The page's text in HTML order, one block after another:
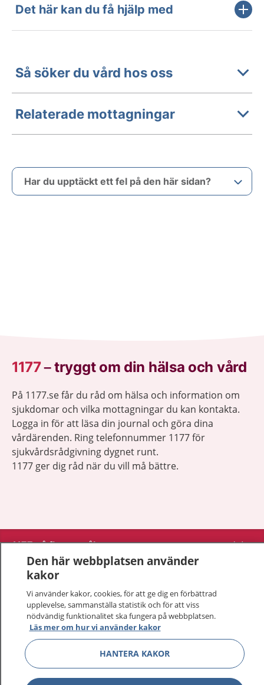
Det här kan du få hjälp med
Så söker du vård hos oss
Relaterade mottagningar
Har du upptäckt ett fel på den här sidan?
1177–tryggt om din hälsa och vård
På 1177.se får du råd om hälsa och information om
sjukdomar och vilka mottagningar du kan kontakta.
Logga in för att läsa din journal och göra dina
vårdärenden. Ring telefonnummer 1177 för
sjukvårdsrådgivning dygnet runt.
1177 ger dig råd när du vill må bättre.
1177 på flera språk Visa
Om 1177
Kontakt
Behandling av personuppgifter
Den här webbplatsen använder
kakor
Vi använder kakor, cookies, för att ge dig en förbättrad
upplevelse, sammanställa statistik och för att viss
nödvändig funktionalitet ska fungera på webbplatsen.
Läs mer om hur vi använder kakor
HANTERA KAKOR